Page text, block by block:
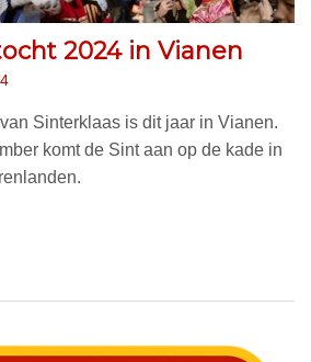
2024 in Vianen
Sinterklaas is dit jaar in Vianen.
komt de Sint aan op de kade in